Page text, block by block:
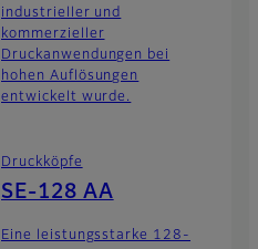
industrieller und
kommerzieller
Druckanwendungen bei
hohen Auflösungen
entwickelt wurde.
Druckköpfe
SE-128 AA
Eine leistungsstarke 128-